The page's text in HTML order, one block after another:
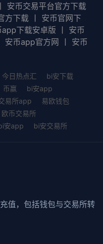
安币交易平台官方下载
方下载
安币官网下
app下载安卓版
安币
安币app官方网
安币
今日热点汇
bi安下载
币赢
bi安app
易所app
易欧钱包
欧币交易所
安app bi安交易所
值，包括钱包与交易所转